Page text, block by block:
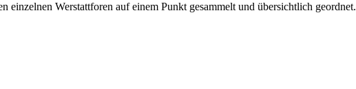
Werstattforen auf einem Punkt gesammelt und übersichtlich geordnet.